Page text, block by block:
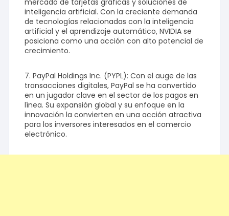
mercado de tarjetas gráficas y soluciones de
inteligencia artificial. Con la creciente demanda
de tecnologías relacionadas con la inteligencia
artificial y el aprendizaje automático, NVIDIA se
posiciona como una acción con alto potencial de
crecimiento.
7. PayPal Holdings Inc. (PYPL): Con el auge de las
transacciones digitales, PayPal se ha convertido
en un jugador clave en el sector de los pagos en
línea. Su expansión global y su enfoque en la
innovación la convierten en una acción atractiva
para los inversores interesados en el comercio
electrónico.